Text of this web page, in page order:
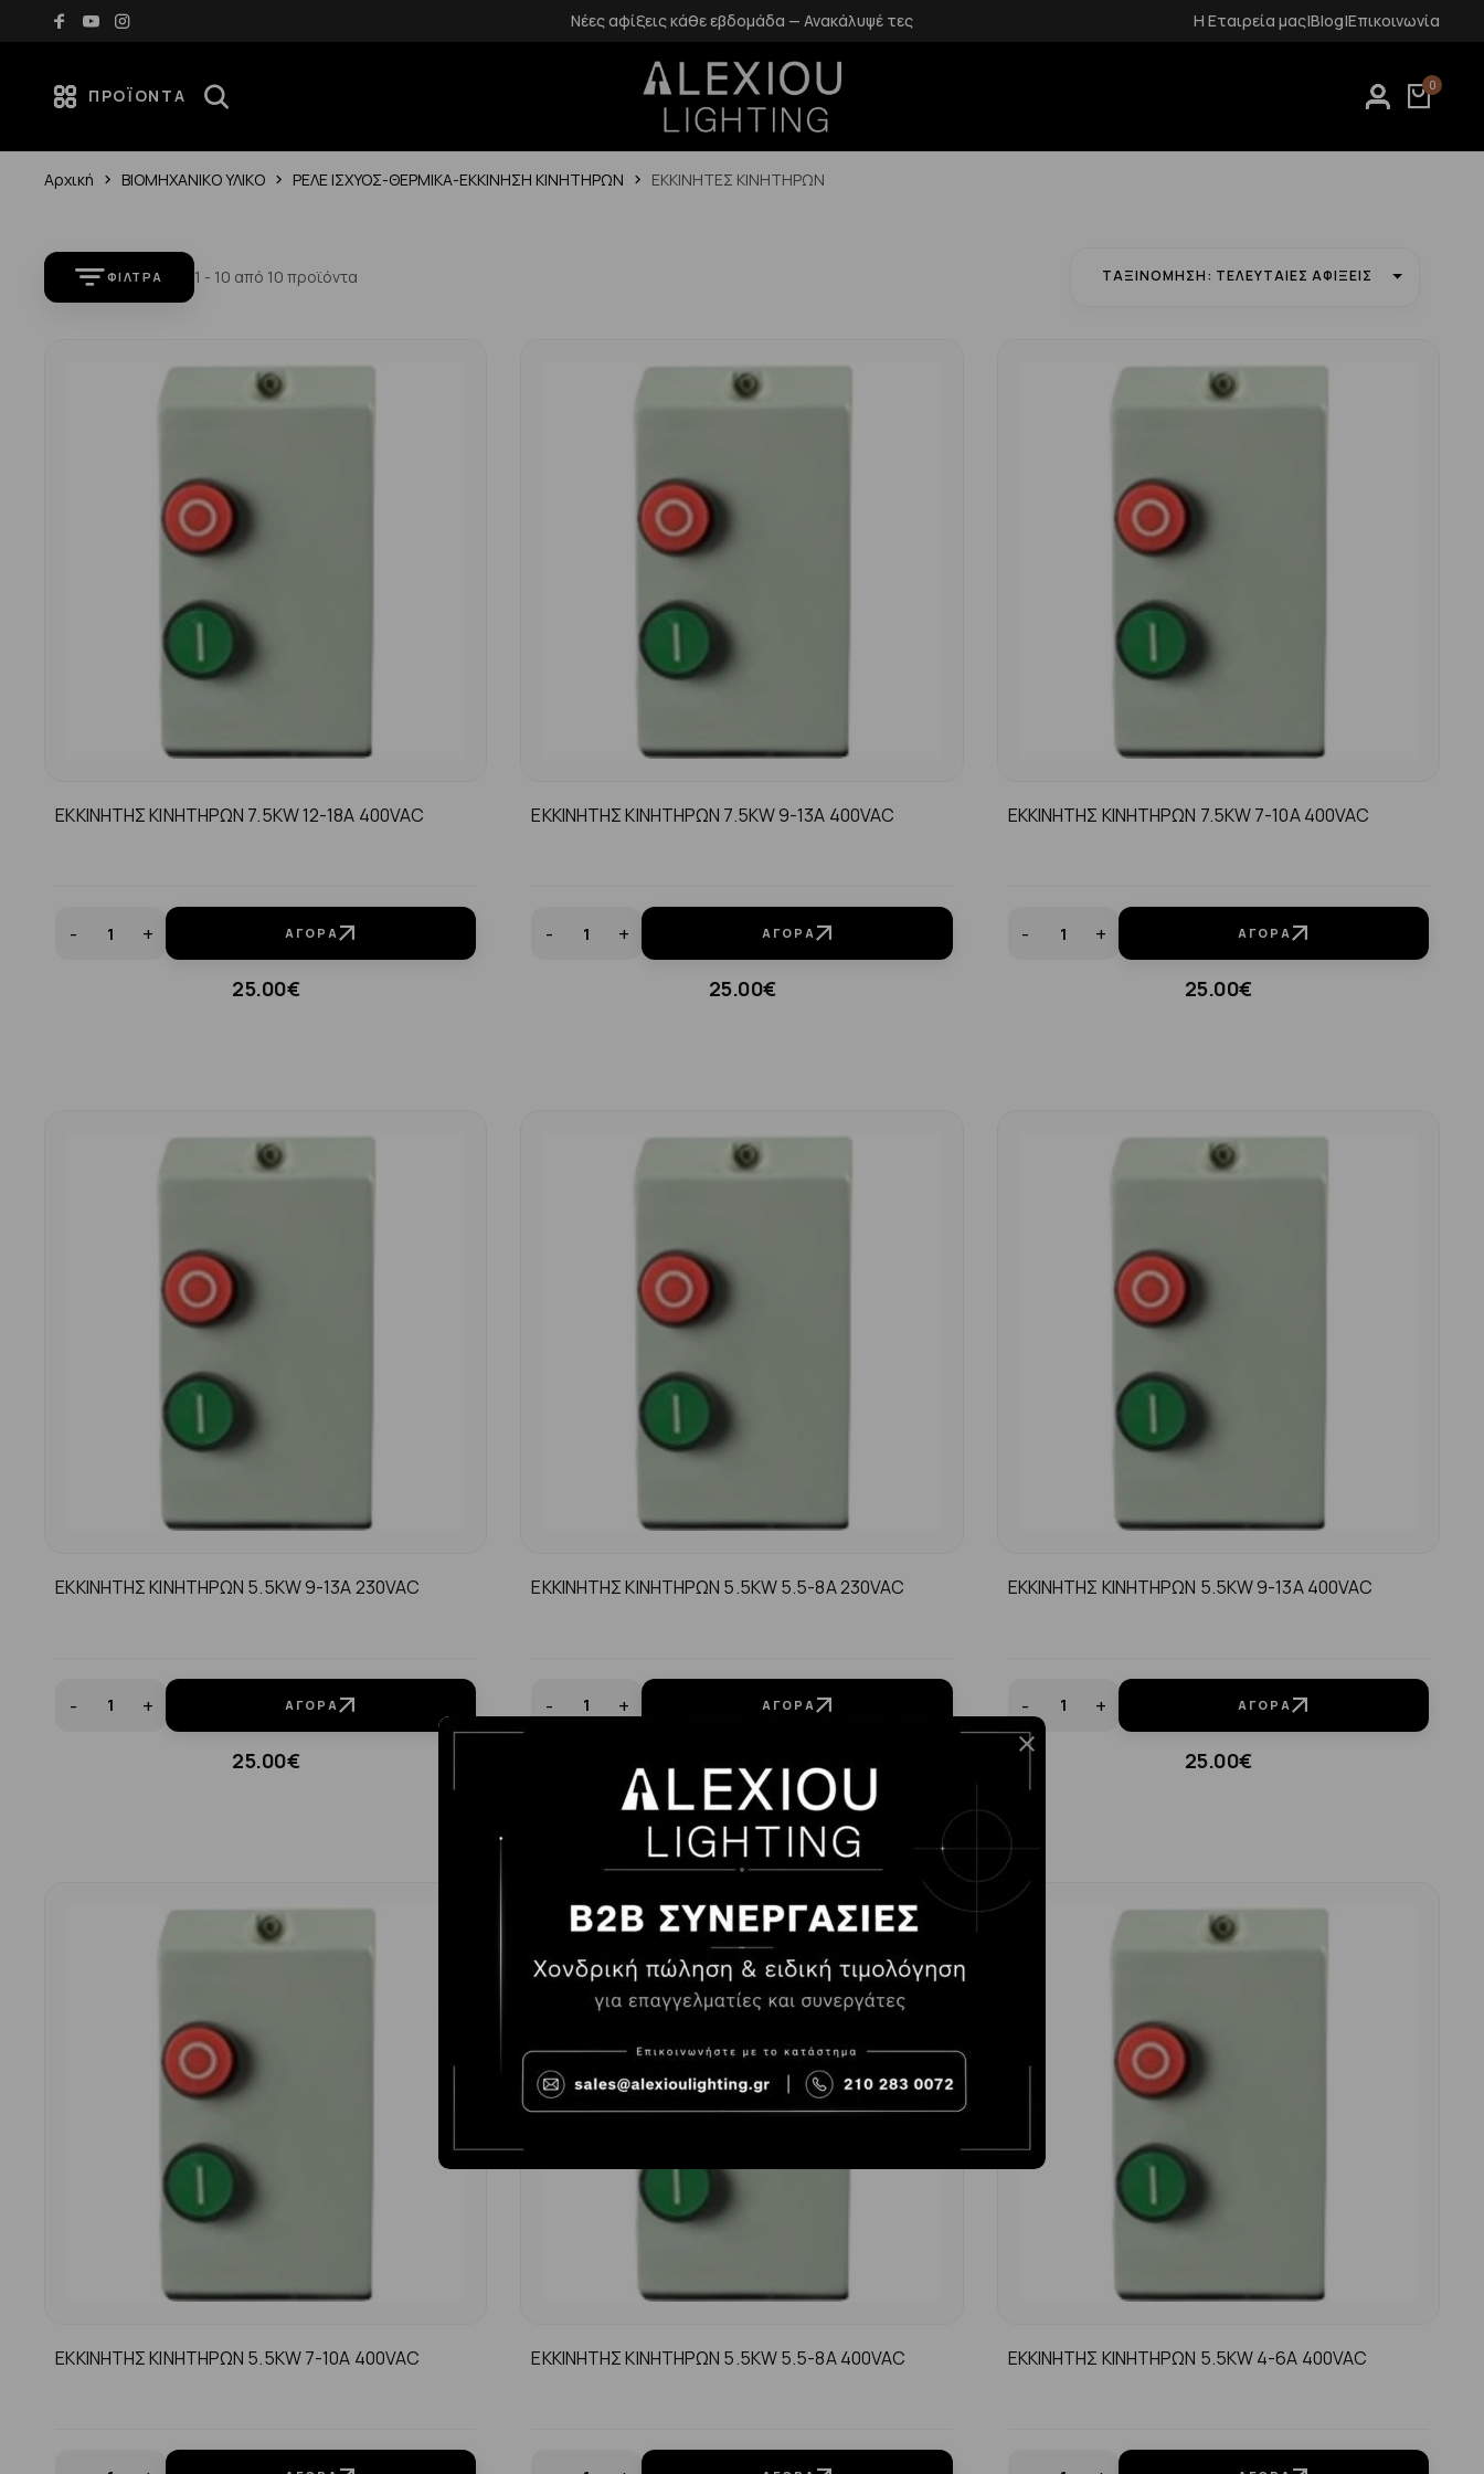
των 70€ Δωρεάν επιστροφές εντός 14 ημερών Δωρεάν μεταφορικά για αγορές άνω των 70€
Η Εταιρεία μας|Blog|Επικοινωνία
ΠΡΟΪΌΝΤΑ 0
Αρχική ΒΙΟΜΗΧΑΝΙΚΟ ΥΛΙΚΟ ΡΕΛΕ ΙΣΧΥΟΣ-ΘΕΡΜΙΚΑ-ΕΚΚΙΝΗΣΗ ΚΙΝΗΤΗΡΩΝ ΕΚΚΙΝΗΤΕΣ ΚΙΝΗΤΗΡΩΝ
ΦΊΛΤΡΑ 1 - 10 από 10 προϊόντα ΤΑΞΙΝΌΜΗΣΗ: ΤΕΛΕΥΤΑΊΕΣ ΑΦΊΞΕΙΣ
ΕΚΚΙΝΗΤΗΣ ΚΙΝΗΤΗΡΩΝ 7.5KW 12-18A 400VAC
- + ΑΓΟΡΆ
25.00€
ΕΚΚΙΝΗΤΗΣ ΚΙΝΗΤΗΡΩΝ 7.5KW 9-13A 400VAC
- + ΑΓΟΡΆ
25.00€
ΕΚΚΙΝΗΤΗΣ ΚΙΝΗΤΗΡΩΝ 7.5KW 7-10A 400VAC
- + ΑΓΟΡΆ
25.00€
ΕΚΚΙΝΗΤΗΣ ΚΙΝΗΤΗΡΩΝ 5.5KW 9-13A 230VAC
- + ΑΓΟΡΆ
25.00€
ΕΚΚΙΝΗΤΗΣ ΚΙΝΗΤΗΡΩΝ 5.5KW 5.5-8A 230VAC
- + ΑΓΟΡΆ
25.00€
ΕΚΚΙΝΗΤΗΣ ΚΙΝΗΤΗΡΩΝ 5.5KW 9-13A 400VAC
- + ΑΓΟΡΆ
25.00€
ΕΚΚΙΝΗΤΗΣ ΚΙΝΗΤΗΡΩΝ 5.5KW 7-10A 400VAC ΕΚΚΙΝΗΤΗΣ ΚΙΝΗΤΗΡΩΝ 5.5KW 5.5-8A 400VAC ΕΚΚΙΝΗΤΗΣ ΚΙΝΗΤΗΡΩΝ 5.5KW 4-6A 400VAC